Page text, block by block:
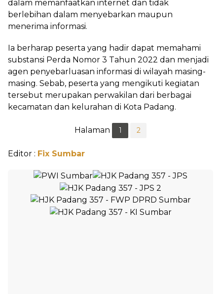
dalam memanfaatkan internet dan tidak
berlebihan dalam menyebarkan maupun
menerima informasi.
Ia berharap peserta yang hadir dapat memahami
substansi Perda Nomor 3 Tahun 2022 dan menjadi
agen penyebarluasan informasi di wilayah masing-
masing. Sebab, peserta yang mengikuti kegiatan
tersebut merupakan perwakilan dari berbagai
kecamatan dan kelurahan di Kota Padang.
Halaman 1 2
Editor : Fix Sumbar